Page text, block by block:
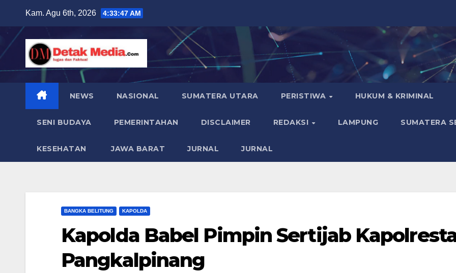
content
Kam. Agu 6th, 2026 4:33:48 AM
NEWS NASIONAL SUMATERA UTARA PERISTIWA HUKUM & KRIMINAL
SENI BUDAYA PEMERINTAHAN DISCLAIMER REDAKSI LAMPUNG SUMATERA
KESEHATAN JAWA BARAT JURNAL JURNAL
BANGKA BELITUNG KAPOLDA
Kapolda Babel Pimpin Sertijab
Pangkalpinang